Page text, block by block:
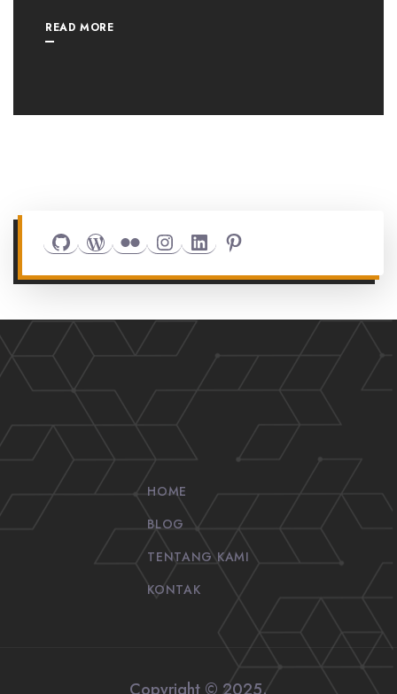
READ MORE
GithubWordPress
FlickrInstagram
LinkedInPinterest
HOME
BLOG
TENTANG KAMI
KONTAK